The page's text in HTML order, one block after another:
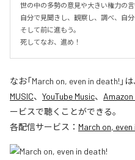
世の中の多勢の意見や大きい権力の言
自分で見聞きし、観察し、調べ、自分
そして前に進もう。
死してなお、進め！
なお「March on, even in death! 」は
MUSIC、 YouTube Music、
ービスで聴くことができる。
各配信サービス： March on,